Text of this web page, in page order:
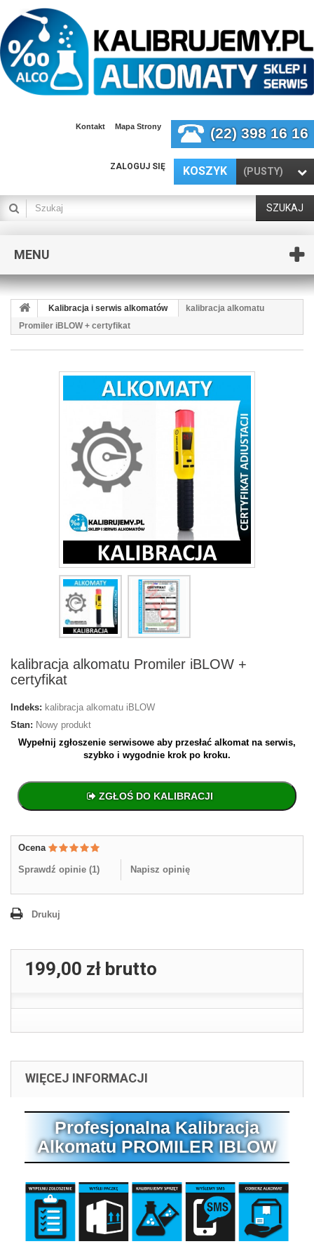
Kontakt Mapa Strony (22) 398 16 16
KOSZYK (PUSTY)
ZALOGUJ SIĘ
SZUKAJ
MENU
Kalibracja i serwis alkomatów
kalibracja alkomatu
Promiler iBLOW + certyfikat
kalibracja alkomatu Promiler iBLOW +
certyfikat
Indeks: kalibracja alkomatu iBLOW
Stan: Nowy produkt
Wypełnij zgłoszenie serwisowe aby przesłać alkomat na serwis,
szybko i wygodnie krok po kroku.
ZGŁOŚ DO KALIBRACJI
Ocena
Sprawdź opinie (1) Napisz opinię
Drukuj
199,00 zł brutto
WIĘCEJ INFORMACJI
Profesjonalna Kalibracja
Alkomatu PROMILER IBLOW